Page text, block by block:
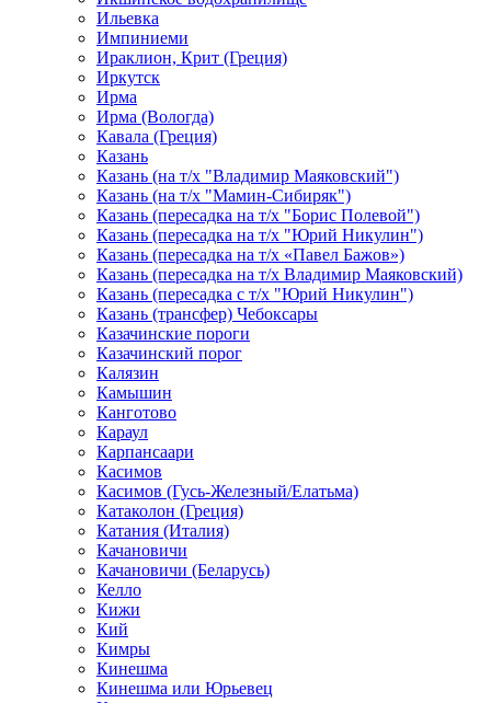
Ильевка
Импиниеми
Ираклион, Крит (Греция)
Иркутск
Ирма
Ирма (Вологда)
Кавала (Греция)
Казань
Казань (на т/х "Владимир Маяковский")
Казань (на т/х "Мамин-Сибиряк")
Казань (пересадка на т/х "Борис Полевой")
Казань (пересадка на т/х "Юрий Никулин")
Казань (пересадка на т/х «Павел Бажов»)
Казань (пересадка на т/х Владимир Маяковский)
Казань (пересадка с т/х "Юрий Никулин")
Казань (трансфер) Чебоксары
Казачинские пороги
Казачинский порог
Калязин
Камышин
Канготово
Караул
Карпансаари
Касимов
Касимов (Гусь-Железный/Елатьма)
Катаколон (Греция)
Катания (Италия)
Качановичи
Качановичи (Беларусь)
Келло
Кижи
Кий
Кимры
Кинешма
Кинешма или Юрьевец